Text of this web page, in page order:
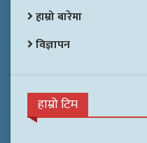
हाम्रो बारेमा
विज्ञापन
हाम्रो टिम